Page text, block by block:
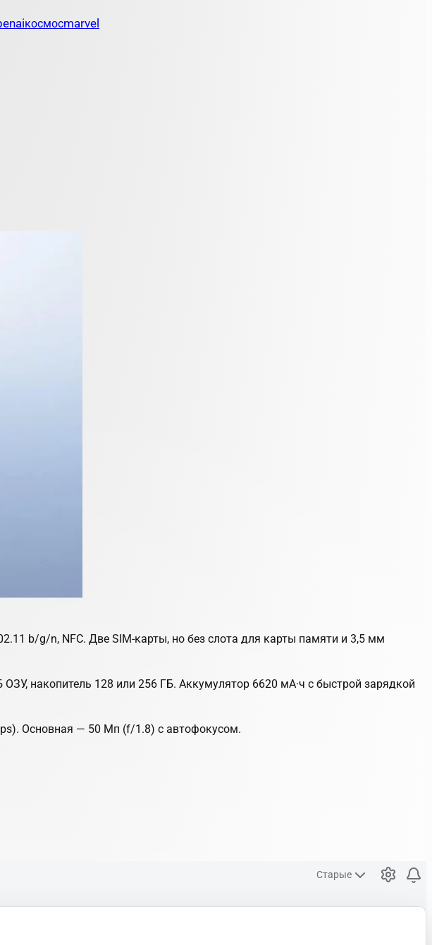
космосmarvel
b/g/n, NFC. Две SIM-карты, но без слота для карты памяти и 3,5 мм
накопитель 128 или 256 ГБ. Аккумулятор 6620 мА·ч с быстрой зарядкой
Основная — 50 Мп (f/1.8) с автофокусом.
Старые